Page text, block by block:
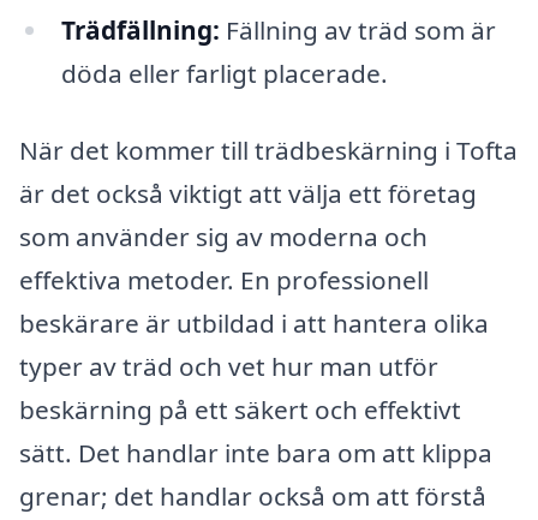
Trädfällning: Fällning av träd som är
döda eller farligt placerade.
När det kommer till trädbeskärning i Tofta
är det också viktigt att välja ett företag
som använder sig av moderna och
effektiva metoder. En professionell
beskärare är utbildad i att hantera olika
typer av träd och vet hur man utför
beskärning på ett säkert och effektivt
sätt. Det handlar inte bara om att klippa
grenar; det handlar också om att förstå